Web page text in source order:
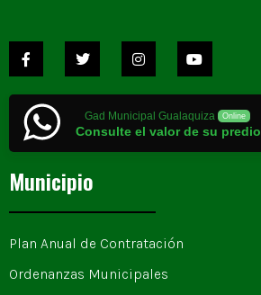
Gad Municipal Gualaquiza Online
Consulte el valor de su predio
Municipio
Plan Anual de Contratación
Ordenanzas Municipales